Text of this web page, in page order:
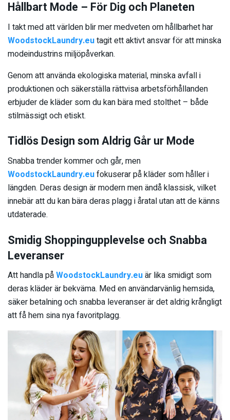
Hållbart Mode – För Dig och Planeten
I takt med att världen blir mer medveten om hållbarhet har
WoodstockLaundry.eutagit ett aktivt ansvar för att minska
modeindustrins miljöpåverkan.
Genom att använda ekologiska material, minska avfall i
produktionen och säkerställa rättvisa arbetsförhållanden
erbjuder de kläder som du kan bära med stolthet – både
stilmässigt och etiskt.
Tidlös Design som Aldrig Går ur Mode
Snabba trender kommer och går, men
WoodstockLaundry.eufokuserar på kläder som håller i
längden. Deras design är modern men ändå klassisk, vilket
innebär att du kan bära deras plagg i åratal utan att de känns
utdaterade.
Smidig Shoppingupplevelse och Snabba
Leveranser
Att handla påWoodstockLaundry.euär lika smidigt som
deras kläder är bekväma. Med en användarvänlig hemsida,
säker betalning och snabba leveranser är det aldrig krångligt
att få hem sina nya favoritplagg.